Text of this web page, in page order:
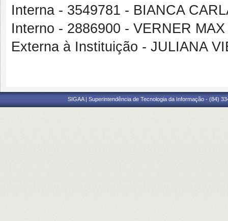
Interna - 3549781 - BIANCA
Interno - 2886900 - VERNER
Externa à Instituição - JULIANA
SIGAA | Superintendência de Tecnologia da Informação - (84)